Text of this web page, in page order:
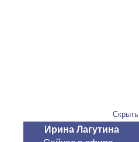
Скрыть
Ирина Лагутина